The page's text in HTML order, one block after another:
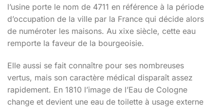
l’usine porte le nom de 4711 en référence à la période
d’occupation de la ville par la France qui décide alors
de numéroter les maisons. Au xixe siècle, cette eau
remporte la faveur de la bourgeoisie.
Elle aussi se fait connaître pour ses nombreuses
vertus, mais son caractère médical disparaît assez
rapidement. En 1810 l’image de l’Eau de Cologne
change et devient une eau de toilette à usage externe